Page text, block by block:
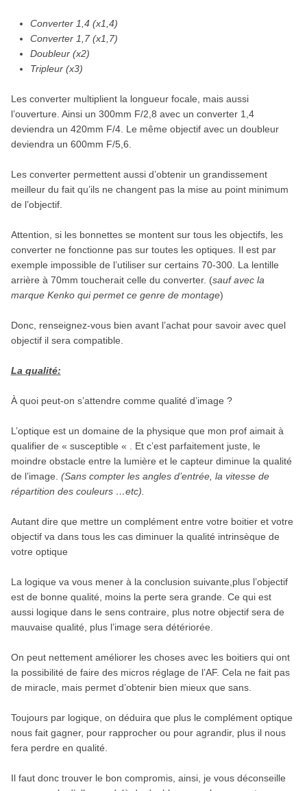
Converter 1,4 (x1,4)
Converter 1,7 (x1,7)
Doubleur (x2)
Tripleur (x3)
Les converter multiplient la longueur focale, mais aussi
l’ouverture. Ainsi un 300mm F/2,8 avec un converter 1,4
deviendra un 420mm F/4. Le même objectif avec un doubleur
deviendra un 600mm F/5,6.
Les converter permettent aussi d’obtenir un grandissement
meilleur du fait qu’ils ne changent pas la mise au point minimum
de l’objectif.
Attention, si les bonnettes se montent sur tous les objectifs, les
converter ne fonctionne pas sur toutes les optiques. Il est par
exemple impossible de l’utiliser sur certains 70-300. La lentille
arrière à 70mm toucherait celle du converter. (sauf avec la
marque Kenko qui permet ce genre de montage)
Donc, renseignez-vous bien avant l’achat pour savoir avec quel
objectif il sera compatible.
La qualité:
À quoi peut-on s’attendre comme qualité d’image ?
L’optique est un domaine de la physique que mon prof aimait à
qualifier de « susceptible « . Et c’est parfaitement juste, le
moindre obstacle entre la lumière et le capteur diminue la qualité
de l’image. (Sans compter les angles d’entrée, la vitesse de
répartition des couleurs …etc).
Autant dire que mettre un complément entre votre boitier et votre
objectif va dans tous les cas diminuer la qualité intrinsèque de
votre optique
La logique va vous mener à la conclusion suivante,plus l’objectif
est de bonne qualité, moins la perte sera grande. Ce qui est
aussi logique dans le sens contraire, plus notre objectif sera de
mauvaise qualité, plus l’image sera détériorée.
On peut nettement améliorer les choses avec les boitiers qui ont
la possibilité de faire des micros réglage de l’AF. Cela ne fait pas
de miracle, mais permet d’obtenir bien mieux que sans.
Toujours par logique, on déduira que plus le complément optique
nous fait gagner, pour rapprocher ou pour agrandir, plus il nous
fera perdre en qualité.
Il faut donc trouver le bon compromis, ainsi, je vous déconseille